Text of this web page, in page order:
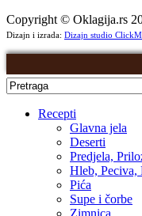
Copyright © Oklagija.rs
Dizajn i izrada: Dizajn studio
Recepti
Glavna jela
Deserti
Predjela,
Hleb, Peciva,
Pića
Supe i čorbe
Zimnica